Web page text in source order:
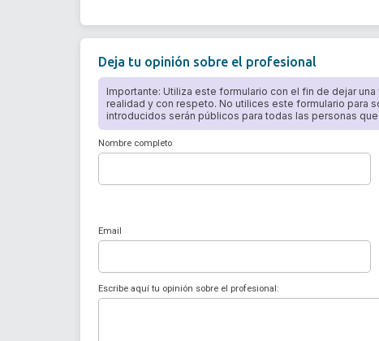
Deja tu opinión sobre el profesional
Importante: Utiliza este formulario con el fin de dejar
realidad y con respeto. No utilices este formulario para
introducidos serán públicos para todas las personas
Nombre completo
Email
Escribe aquí tu opinión sobre el profesional: